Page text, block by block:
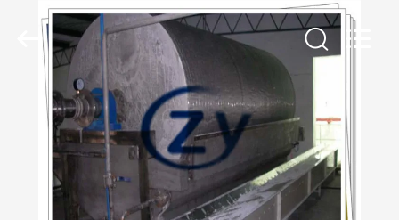
MAISON
PRODUITS
Engineering
Machinery